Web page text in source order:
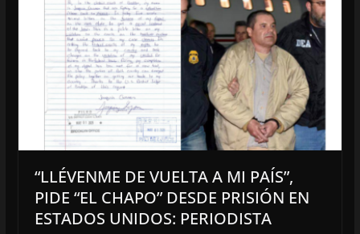
“LLÉVENME DE VUELTA A MI PAÍS”,
PIDE “EL CHAPO” DESDE PRISIÓN EN
ESTADOS UNIDOS: PERIODISTA